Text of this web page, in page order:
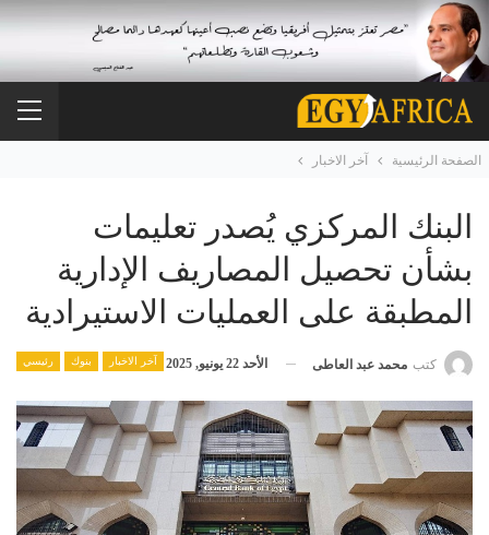
الصفحة الرئيسية آخر الاخبار
البنك المركزي يُصدر تعليمات
بشأن تحصيل المصاريف الإدارية
المطبقة على العمليات الاستيرادية
آخر الاخبار بنوك رئيسي كتب محمد عبد العاطى الأحد 22 يونيو, 2025